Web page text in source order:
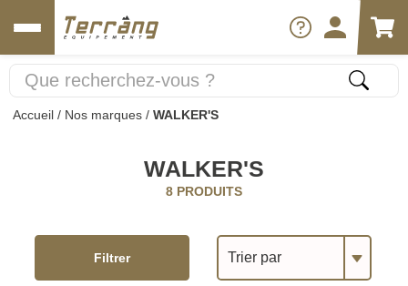
Accueil / Nos marques / WALKER'S
WALKER'S
8 PRODUITS
Trier par
Filtrer